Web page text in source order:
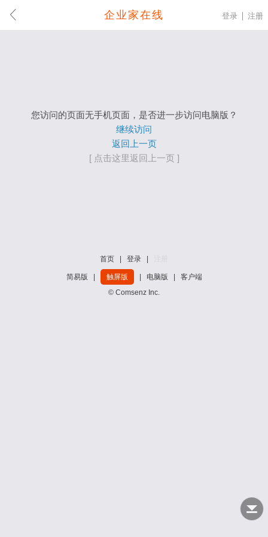
企业家在线 登录 注册
您访问的页面无手机页面，是否进一步访问电脑版？
继续访问
返回上一页
[ 点击这里返回上一页 ]
首页 登录
简易版 触屏版 电脑版
客户端
© Comsenz Inc.